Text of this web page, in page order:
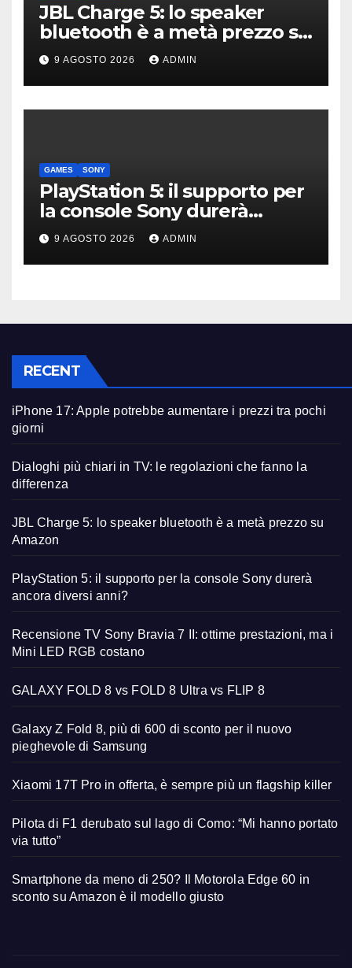
JBL Charge 5: lo speaker
bluetooth è a metà prezzo su
Amazon
9 AGOSTO 2026 ADMIN
GAMES SONY
PlayStation 5: il supporto per
la console Sony durerà
ancora diversi anni?
9 AGOSTO 2026 ADMIN
RECENT
iPhone 17: Apple potrebbe aumentare i prezzi tra pochi
giorni
Dialoghi più chiari in TV: le regolazioni che fanno la
differenza
JBL Charge 5: lo speaker bluetooth è a metà prezzo su
Amazon
PlayStation 5: il supporto per la console Sony durerà
ancora diversi anni?
Recensione TV Sony Bravia 7 II: ottime prestazioni, ma i
Mini LED RGB costano
GALAXY FOLD 8 vs FOLD 8 Ultra vs FLIP 8
Galaxy Z Fold 8, più di 600 di sconto per il nuovo
pieghevole di Samsung
Xiaomi 17T Pro in offerta, è sempre più un flagship killer
Pilota di F1 derubato sul lago di Como: “Mi hanno portato
via tutto”
Smartphone da meno di 250? Il Motorola Edge 60 in
sconto su Amazon è il modello giusto